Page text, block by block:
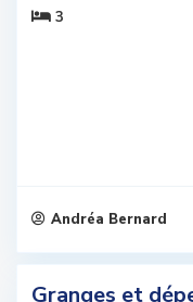
3
Andréa Bernard
Granges et